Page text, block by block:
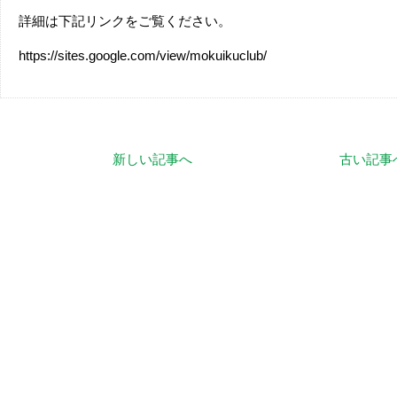
詳細は下記リンクをご覧ください。
https://sites.google.com/view/mokuikuclub/
古い記事
新しい記事へ